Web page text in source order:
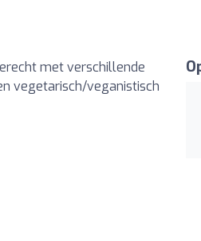
met verschillende
vegetarisch/veganistisch